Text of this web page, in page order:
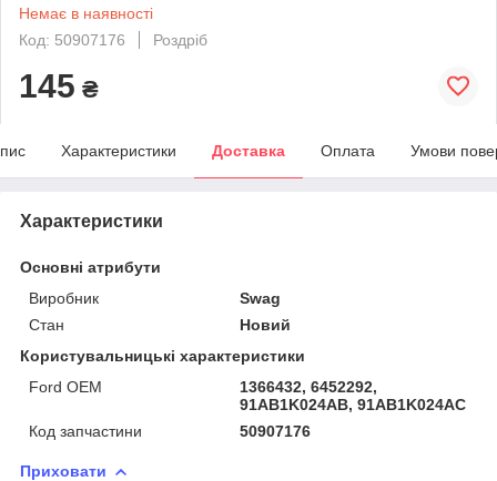
Немає в наявності
Код: 50907176
Роздріб
145 ₴
Характеристики Доставка Оплата Умови
Характеристики
Основні атрибути
Виробник
Swag
Стан
Новий
Користувальницькі характеристики
Ford OEM
1366432, 6452292,
91AB1K024AB, 91AB1K024AC
Код запчастини
50907176
Приховати